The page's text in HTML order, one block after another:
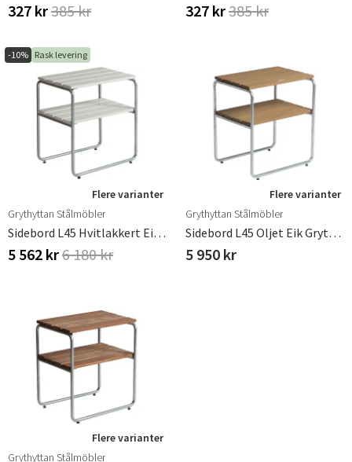
327 kr385 kr 327 kr385 kr
-10% Rask levering
Flere varianter
Grythyttan Stålmöbler
Sidebord L45 Hvitlakkert Eik Grythyttan Stålmöbler
5 562 kr6 180 kr
Flere varianter
Grythyttan Stålmöbler
Sidebord L45 Oljet Eik Grythyttan Stålmöbler
5 950 kr
Flere varianter
Grythyttan Stålmöbler